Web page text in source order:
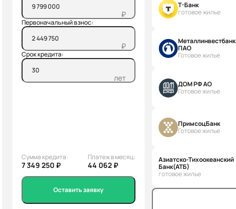
₽
Первоначальный взнос:
₽
Срок кредита:
лет
Сумма кредита:
7 349 250 ₽
Платеж в месяц:
44 062 ₽
Оставить заявку
Т-Банк
готовое жилье
Металлинвестбанк
ПАО
Готовое жилье
ДОМ РФ АО
Готовое жилье
ПримсоцБанк
Готовое жилье
Азиатско-Тихоокеанский
Банк(АТБ)
готовое жилье